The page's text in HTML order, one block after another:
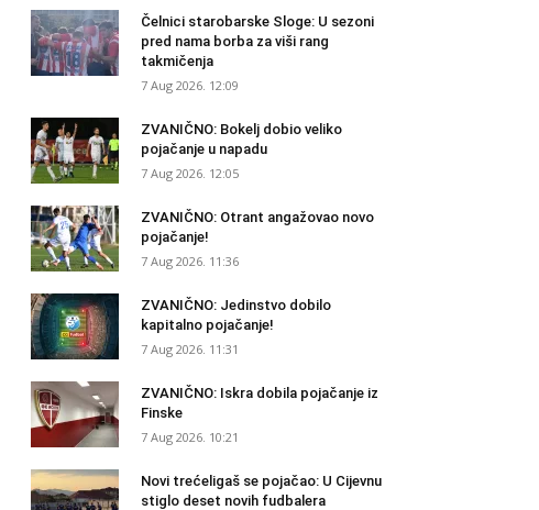
Čelnici starobarske Sloge: U sezoni
pred nama borba za viši rang
takmičenja
7 Aug 2026. 12:09
ZVANIČNO: Bokelj dobio veliko
pojačanje u napadu
7 Aug 2026. 12:05
ZVANIČNO: Otrant angažovao novo
pojačanje!
7 Aug 2026. 11:36
ZVANIČNO: Jedinstvo dobilo
kapitalno pojačanje!
7 Aug 2026. 11:31
ZVANIČNO: Iskra dobila pojačanje iz
Finske
7 Aug 2026. 10:21
Novi trećeligaš se pojačao: U Cijevnu
stiglo deset novih fudbalera